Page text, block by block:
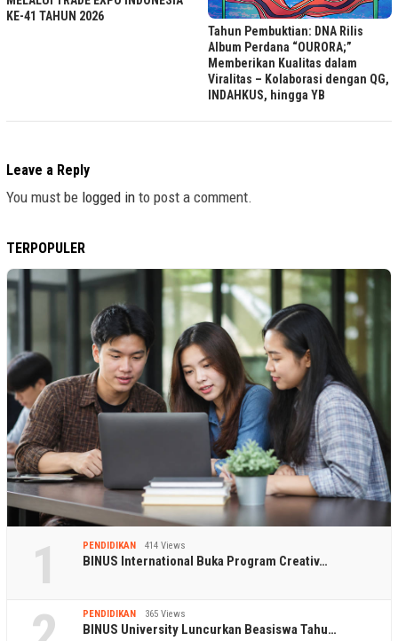
KE-41 TAHUN 2026
Tahun Pembuktian: DNA Rilis
Album Perdana “OURORA;”
Memberikan Kualitas dalam
Viralitas – Kolaborasi dengan QG,
INDAHKUS, hingga YB
Leave a Reply
You must be logged in to post a comment.
TERPOPULER
1 PENDIDIKAN 414 Views
BINUS International Buka Program Creativ…
PENDIDIKAN 365 Views
BINUS University Luncurkan Beasiswa Tahu…